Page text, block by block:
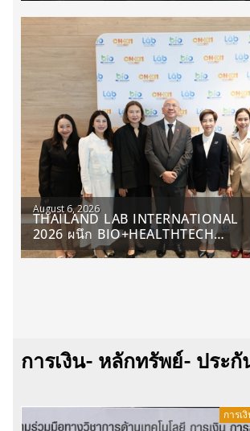
สะพัด 220 ลบ.
August 6, 2026
THAILAND LAB INTERNATIONAL
2026 ผนึก BIO+HEALTHTECH
INTERNATIONAL และ
การเงิน- หลักทรัพย์- ประกั
การเ